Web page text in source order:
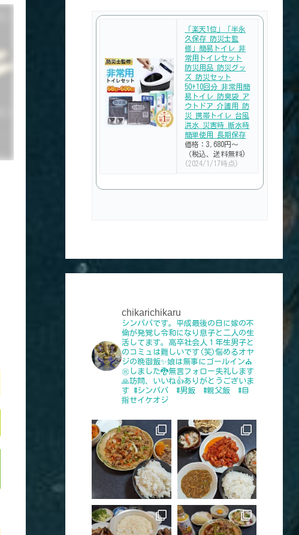
「楽天1位」「半永
久保存 防災士監
修」簡易トイレ 非
常用トイレセット
防災用品 防災グッ
ズ 防災セット
50+10回分 非常用簡
易トイレ 防臭袋 ア
ウトドア 介護用 防
災 携帯トイレ 台風
洪水 災害時 断水時
簡単使用 長期保存
価格：3,680円～
（税込、送料無料)
(2024/1/17時点)
chikarichikaru
シンパパです。平成最後の日に嫁の不
倫が発覚し令和になり息子と二人の生
活してます。高卒社会人１年生男子と
のコミュは難しいです(笑)悩めるオヤ
ジの晩御飯✨娘は無事にゴールイン⛪
㊗️しました🐉無言フォロー失礼します
🙏訪問、いいね👍️ありがとうございま
す #シンパパ #男飯 #親父飯 #目
指せイケオジ